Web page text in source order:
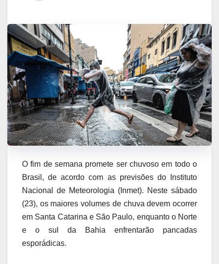
O fim de semana promete ser chuvoso em todo o
Brasil, de acordo com as previsões do Instituto
Nacional de Meteorologia (Inmet). Neste sábado
(23), os maiores volumes de chuva devem ocorrer
em Santa Catarina e São Paulo, enquanto o Norte
e o sul da Bahia enfrentarão pancadas
esporádicas.